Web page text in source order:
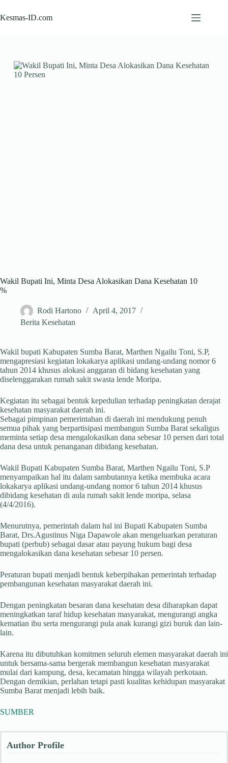
to
content
Kesmas-ID.com
Wakil Bupati Ini, Minta Desa Alokasikan Dana Kesehatan 10
%
Rodi Hartono
April 4, 2017
Berita Kesehatan
Wakil bupati Kabupaten Sumba Barat, Marthen Ngailu Toni, S.P,
mengapresiasi kegiatan lokakarya aplikasi undang-undang nomor 6
tahun 2014 khusus alokasi anggaran di bidang kesehatan yang
diselenggarakan rumah sakit swasta lende Moripa.
Kegiatan itu sebagai bentuk kepedulian terhadap peningkatan derajat
kesehatan masyarakat daerah ini.
Sebagai pimpinan pemerintahan di daerah ini mendukung penuh
semua pihak yang berpartisipasi membangun Sumba Barat sekaligus
meminta setiap desa mengalokasikan dana sebesar 10 persen dari total
dana desa untuk penanganan dibidang kesehatan.
Wakil Bupati Kabupaten Sumba Barat, Marthen Ngailu Toni, S.P
menyampaikan hal itu dalam sambutannya ketika membuka acara
lokakarya aplikasi undang-undang nomor 6 tahun 2014 khusus
dibidang kesehatan di aula rumah sakit lende moripa, selasa
(4/4/2016).
Menurutnya, pemerintah dalam hal ini Bupati Kabupaten Sumba
Barat, Drs.Agustinus Niga Dapawole akan mengeluarkan peraturan
bupati (perbub) sebagai dasar atau payung hukum bagi desa
mengalokasikan dana kesehatan sebesar 10 persen.
Peraturan bupati menjadi bentuk keberpihakan pemerintah terhadap
pembangunan kesehatan masyarakat daerah ini.
Dengan peningkatan besaran dana kesehatan desa diharapkan dapat
meningkatkan taraf hidup kesehatan masyarakat, mengurangi angka
kematian ibu serta mengurangi pula anak kurangi gizi buruk dan lain-
lain.
Karena itu dibutuhkan komitmen seluruh elemen masyarakat daerah ini
untuk bersama-sama bergerak membangun kesehatan masyarakat
mulai dari kampung, desa, kecamatan hingga wilayah perkotaan.
Dengan demikian, perlahan tetapi pasti kualitas kehidupan masyarakat
Sumba Barat menjadi lebih baik.
SUMBER
Author Profile